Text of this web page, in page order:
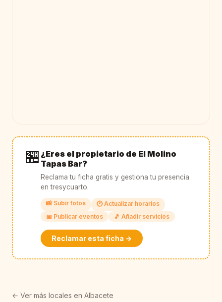
🏪 ¿Eres el propietario de El Molino
Tapas Bar?
Reclama tu ficha gratis y gestiona tu presencia
en tresycuarto.
📸 Subir fotos
🕐 Actualizar horarios
📅 Publicar eventos
🎵 Añadir servicios
Reclamar esta ficha →
← Ver más locales en Albacete